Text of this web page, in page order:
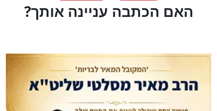
?האם הכתבה עניינה אותך